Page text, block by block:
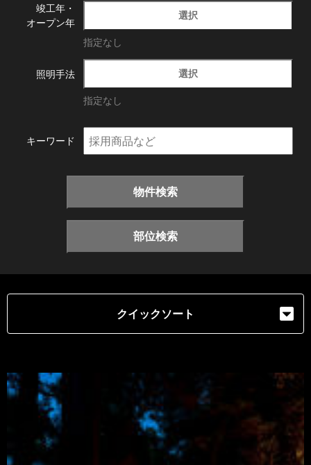
竣工年・
オープン年
選択
指定なし
照明手法 選択
指定なし
キーワード
物件検索
部位検索
クイックソート